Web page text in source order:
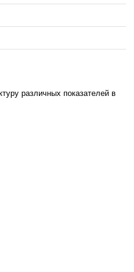
различных показателей в